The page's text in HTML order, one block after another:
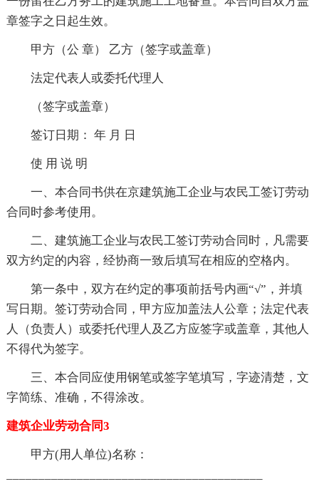
章签字之日起生效。
甲方（公 章） 乙方（签字或盖章）
法定代表人或委托代理人
（签字或盖章）
签订日期： 年 月 日
使 用 说 明
一、本合同书供在京建筑施工企业与农民工签订劳动
合同时参考使用。
二、建筑施工企业与农民工签订劳动合同时，凡需要
双方约定的内容，经协商一致后填写在相应的空格内。
第一条中，双方在约定的事项前括号内画“√”，并填
写日期。签订劳动合同，甲方应加盖法人公章；法定代表
人（负责人）或委托代理人及乙方应签字或盖章，其他人
不得代为签字。
三、本合同应使用钢笔或签字笔填写，字迹清楚，文
字简练、准确，不得涂改。
建筑企业劳动合同3
甲方(用人单位)名称：